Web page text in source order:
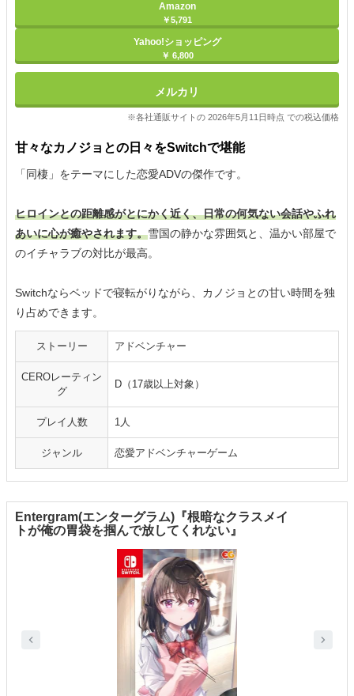
Amazon
￥5,791
Yahoo!ショッピング
￥ 6,800
メルカリ
※各社通販サイトの 2026年5月11日時点 での税込価格
甘々なカノジョとの日々をSwitchで堪能
「同棲」をテーマにした恋愛ADVの傑作です。
ヒロインとの距離感がとにかく近く、日常の何気ない会話やふれ
あいに心が癒やされます。雪国の静かな雰囲気と、温かい部屋で
のイチャラブの対比が最高。
Switchならベッドで寝転がりながら、カノジョとの甘い時間を独
り占めできます。
ストーリー アドベンチャー
CEROレーティン
グ
D（17歳以上対象）
プレイ人数 1人
ジャンル 恋愛アドベンチャーゲーム
Entergram(エンターグラム)『根暗なクラスメイ
トが俺の胃袋を掴んで放してくれない』